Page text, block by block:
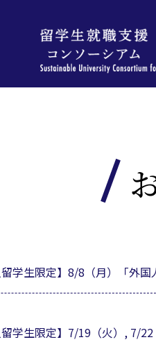
学生限定】8/8（月）「外
学生限定】7/19（火）, 7/